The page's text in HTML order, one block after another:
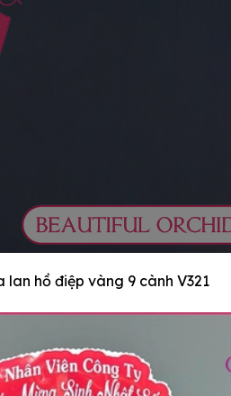
lan hồ điệp vàng 9 cành V321